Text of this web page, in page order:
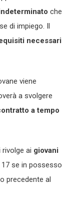
che
di impiego. Il
necessari
viene
a svolgere
a tempo
rivolge ai giovani
17 se in possesso
precedente al